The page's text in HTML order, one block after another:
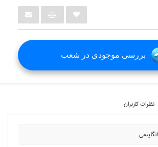
بررسی موجودی در شعب
نظرات کاربران
انگليسي